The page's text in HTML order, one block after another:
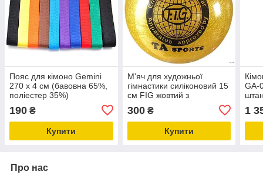
Пояс для кімоно Gemini
270 х 4 см (бавовна 65%,
поліестер 35%)
190 ₴
Купити
М'яч для художньої
гімнастики силіконовий 15
см FIG жовтий з
грамів) TA Sports FG-12-
15-Y
300₴
Купити
GA-
1
Про нас